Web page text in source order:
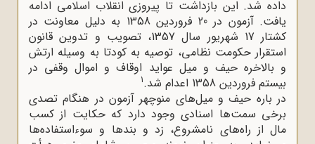
داده شد. این بازداشت تا پیروزى انقلاب اسلامى ادامه
یافت. آزمون در 20 فروردین 1358 به دلیل معاونت در
کشتار 17 شهریور سال 1357، تصویب و تدوین قانون
استقرار حکومت نظامى، توصیه به کودتا به وسیله ارتش
و بالاخره حیف و میل عواید اوقاف و اموال وقفى در
بیستم فروردین 1358 اعدام شد.
1
در باره حیف و میل‌های منوچهر آزمون در هنگام تصدی
برخی سمت‌ها اسنادی وجود دارد که حکایت از کسب
مال از راه‌های نامشروع، زد و بندها و سوءاستفاده‌ها